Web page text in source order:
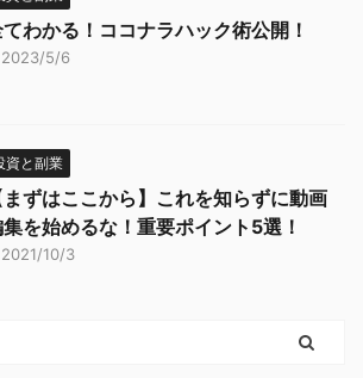
わかる！ココナラハック術公開！
2023/5/6
資と副業
まずはここから】これを知らずに動画
を始めるな！重要ポイント5選！
2021/10/3